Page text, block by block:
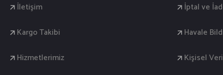
İletişim
Kargo Takibi
Hizmetlerimiz
İptal ve
Havale
Kişisel